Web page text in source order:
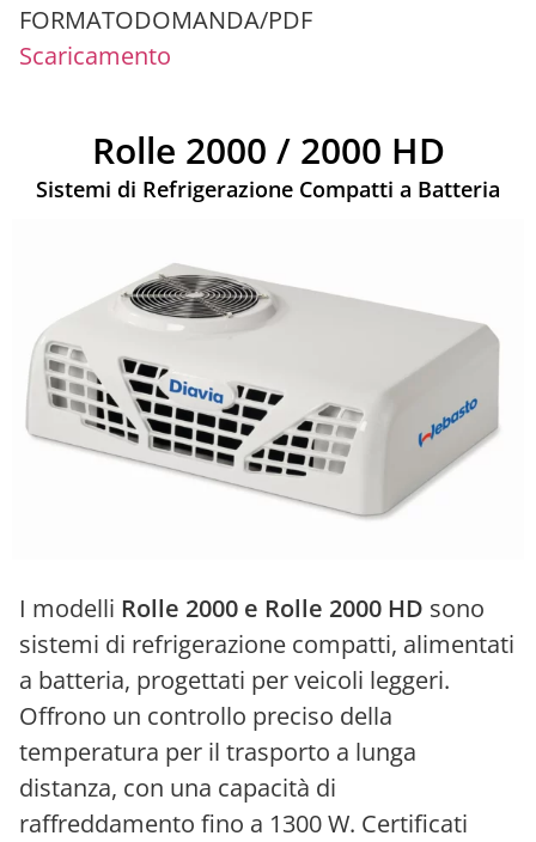
FORMATODOMANDA/PDF
Scaricamento
Rolle 2000 / 2000 HD
Sistemi di Refrigerazione Compatti a Batteria
I modelli Rolle 2000 e Rolle 2000 HD sono
sistemi di refrigerazione compatti, alimentati
a batteria, progettati per veicoli leggeri.
Offrono un controllo preciso della
temperatura per il trasporto a lunga
distanza, con una capacità di
raffreddamento fino a 1300 W. Certificati